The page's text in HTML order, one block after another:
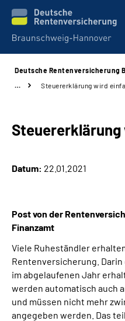
Karriere
Online-Services
Inhalte in
Deutsche Rentenversicherung
…
Steuererklärung wird
Datum: 22.01.2021
Post von der
Finanzamt
Viele Ruheständler
Rentenversicherung.
im abgelaufenen Jahr
werden automatisch auch
und müssen nicht mehr
angegeben werden. Das